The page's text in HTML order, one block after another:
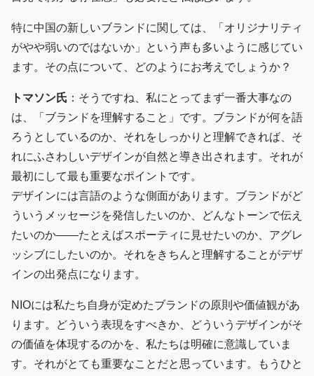
特に中国の新しいブランドに関しては、「オリジナリティ
がやや弱いのではないか」という声も多いように感じてい
ます。その点について、どのようにお考えでしょうか？
トマソン氏 ：そうですね、私にとってまず一番大事なの
は、「ブランドを理解すること」です。ブランドが何を語
ろうとしているのか、それをしっかりと理解できれば、そ
れにふさわしいデザインが自然と導き出されます。それが
最初にして最も重要なポイントです。
デザインには言語のような側面があります。ブランドがど
ういうメッセージを発信したいのか、どんなトーンで伝え
たいのか――たとえばスポーティに見せたいのか、アグレ
ッシブにしたいのか。それをきちんと理解することがデザ
インの出発点になります。
NIOには私たち自身が定めたブランドの原則や価値観があ
ります。どういう表現をすべきか、どういうデザインがそ
の価値を体現するのかを、私たちは明確に意識していま
す。それがとても重要なことだと思っています。もうひと